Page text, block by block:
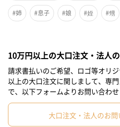
#姉 #息子 #娘 #姪 #甥
#親戚女性 #母親 #彼氏 #女
#女性 #夫 #妻 #父親 #
#上司女性 #上司男性 #同僚女性
#20代後半 #30代
10万円以上の大口注文・法人
請求書払いのご希望、ロゴ等オリ
以上の大口注文に関しまして、専
で、以下フォームよりお問い合わせ
大口注文・法人のお